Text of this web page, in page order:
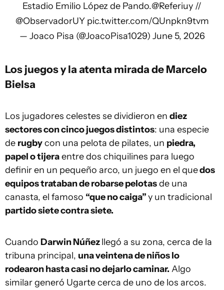
Estadio Emilio López de Pando.@Referiuy //
@ObservadorUY pic.twitter.com/QUnpkn9tvm
— Joaco Pisa (@JoacoPisa1029) June 5, 2026
Los juegos y la atenta mirada de Marcelo
Bielsa
Los jugadores celestes se dividieron en diez
sectores con cinco juegos distintos: una especie
de rugbycon una pelota de pilates, un piedra,
papel o tijeraentre dos chiquilines para luego
definir en un pequeño arco, un juego en el quedos
equipos trataban de robarse pelotasde una
canasta, el famoso “que no caiga”y un tradicional
partido siete contra siete.
Cuando Darwin Núñezllegó a su zona, cerca de la
tribuna principal, una veintena de niños lo
rodearon hasta casi no dejarlo caminar. Algo
similar generó Ugarte cerca de uno de los arcos.